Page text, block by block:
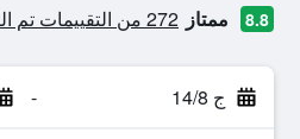
8.8 ممتاز 272 من التقييمات تم التحقق منها
ج 14/8 -